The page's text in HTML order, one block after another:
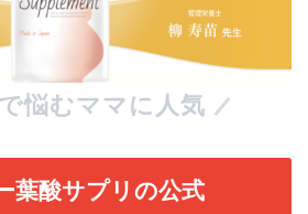
悩むママに人気
葉酸サプリの公式